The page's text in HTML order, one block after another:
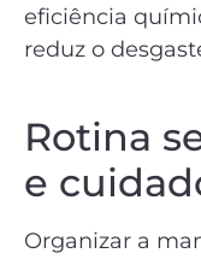
eficiência
reduz o
Rotina
e
Organizar a